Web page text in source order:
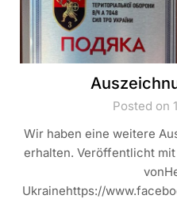
Posted on
Wir haben eine weitere
erhalten. Veröffentlicht
Ukrainehttps://